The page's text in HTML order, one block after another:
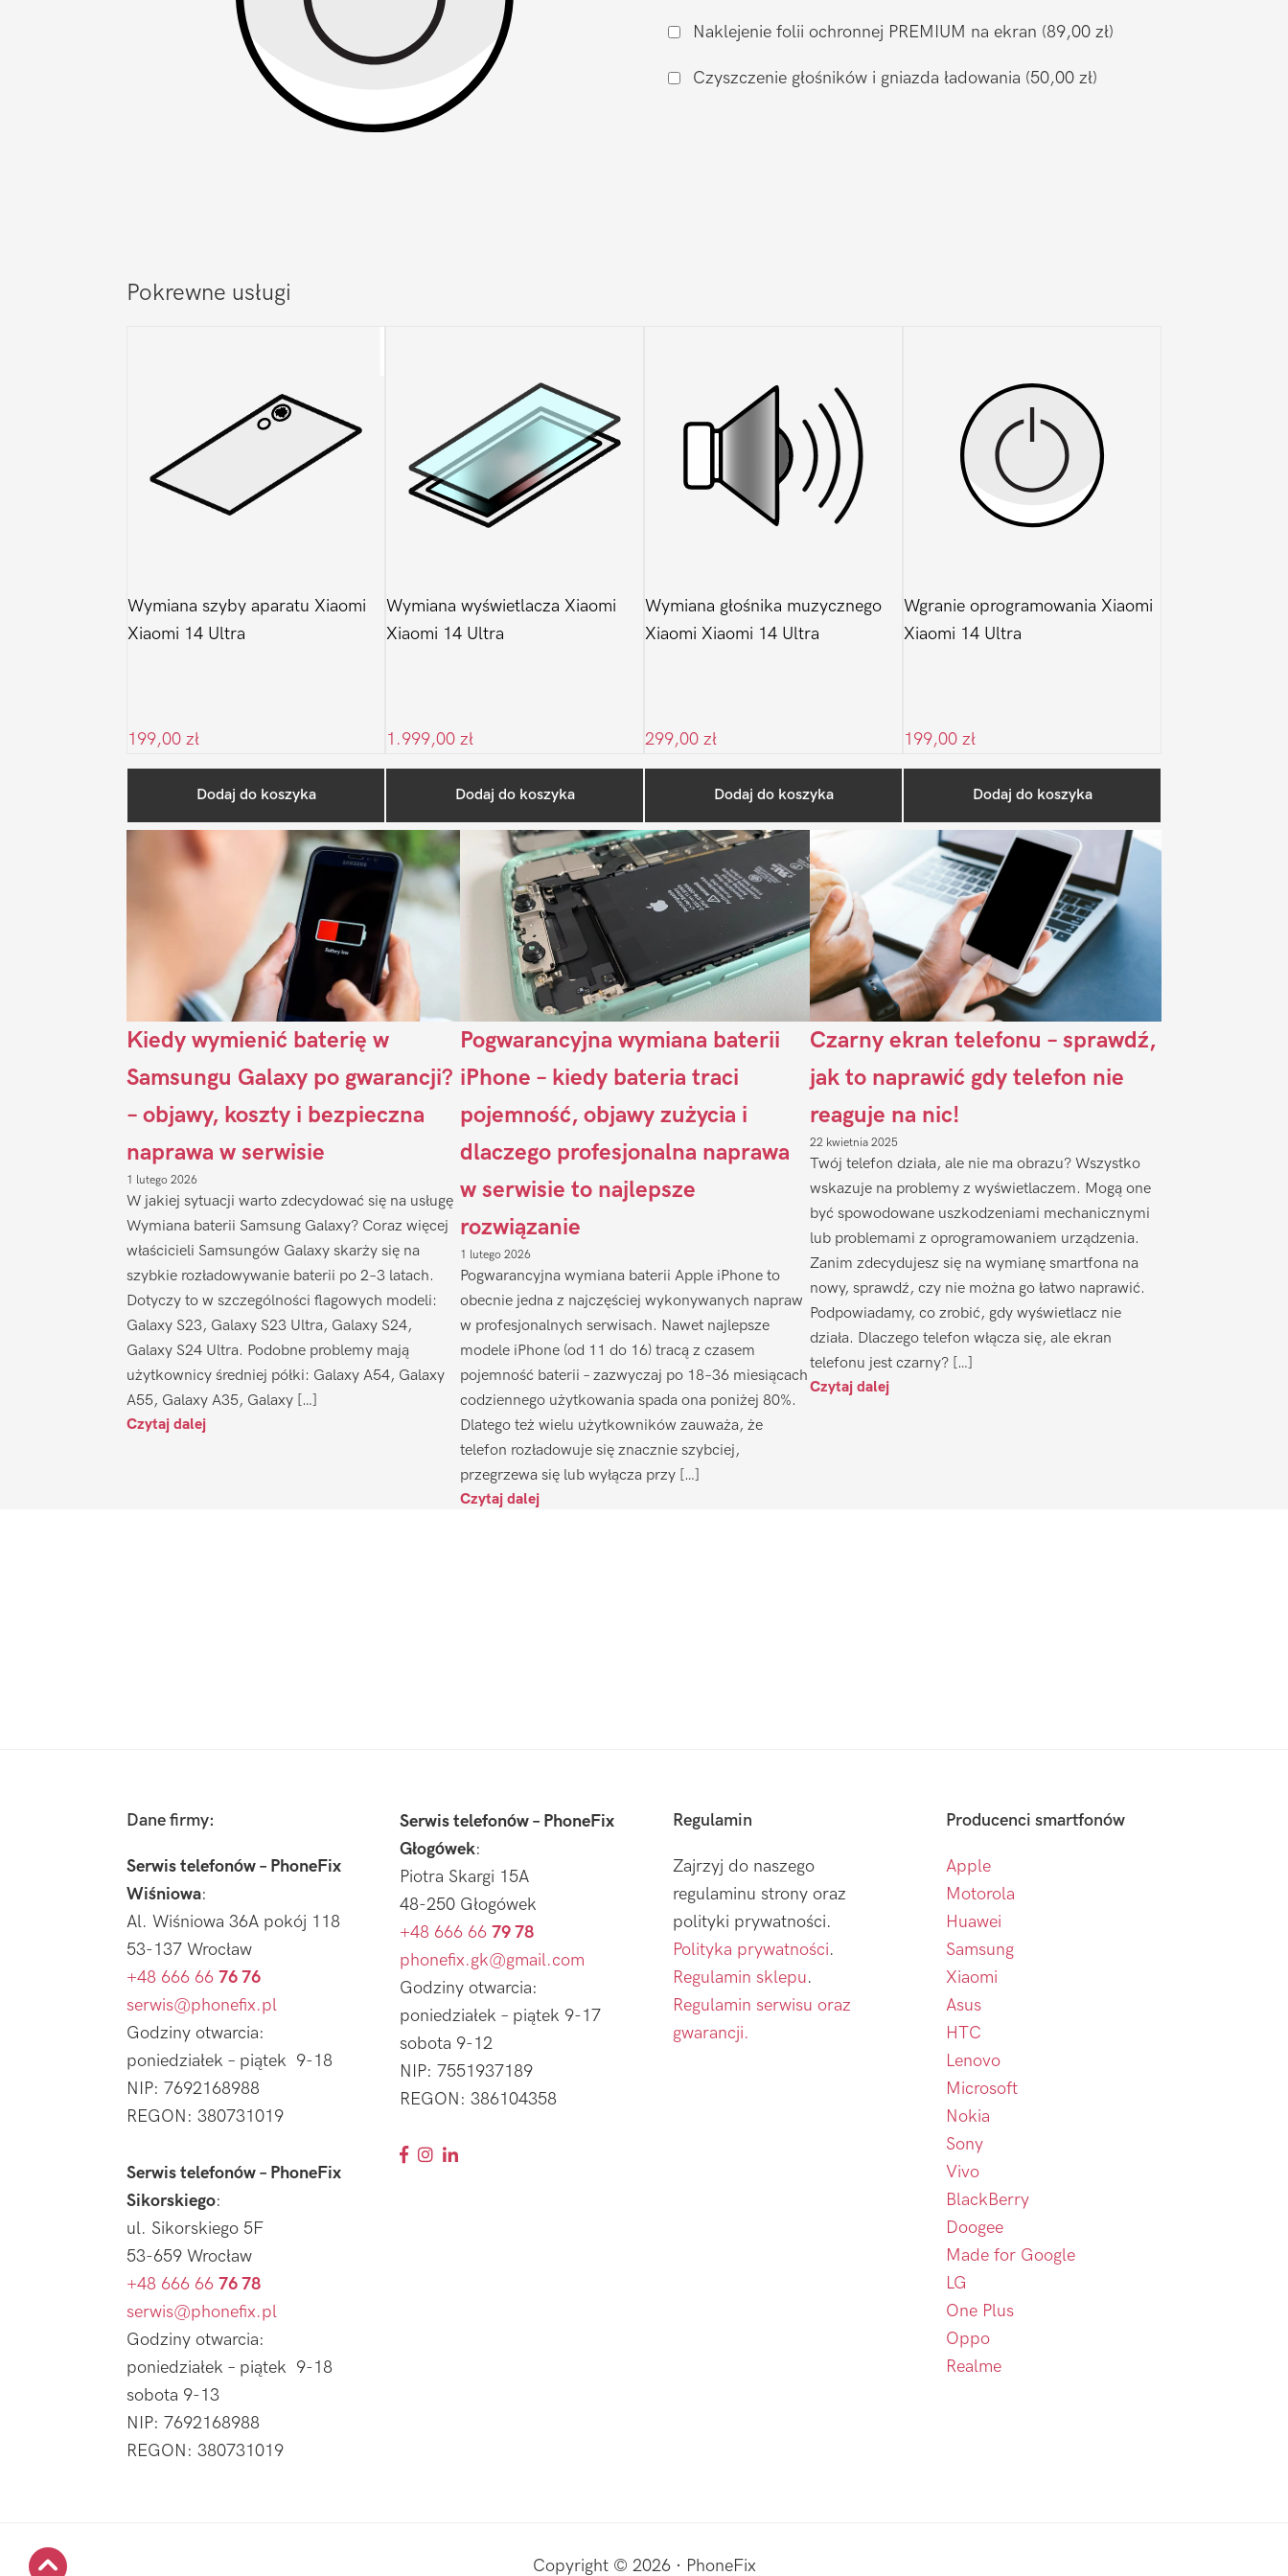
XiaomiNaklejenie folii ochronnej PREMIUM na ekran (89,00 zł)
Czyszczenie głośników i gniazda ładowania (50,00 zł)
Pokrewne usługi
Wymiana szyby aparatu Xiaomi
Xiaomi 14 Ultra
199,00 zł
Dodaj do koszyka
Wymiana wyświetlacza Xiaomi
Xiaomi 14 Ultra
1.999,00 zł
Dodaj do koszyka
Wymiana głośnika muzycznego
Xiaomi Xiaomi 14 Ultra
299,00 zł
Dodaj do koszyka
Wgranie oprogramowania Xiaomi
Xiaomi 14 Ultra
199,00 zł
Dodaj do koszyka
Sidebar
Ostatnio na blogu
Kiedy wymienić baterię w
Samsungu Galaxy po gwarancji?
– objawy, koszty i bezpieczna
naprawa w serwisie
1 lutego 2026
W jakiej sytuacji warto zdecydować się na usługę
Wymiana baterii Samsung Galaxy? Coraz więcej
właścicieli Samsungów Galaxy skarży się na
szybkie rozładowywanie baterii po 2–3 latach.
Dotyczy to w szczególności flagowych modeli:
Galaxy S23, Galaxy S23 Ultra, Galaxy S24,
Galaxy S24 Ultra. Podobne problemy mają
użytkownicy średniej półki: Galaxy A54, Galaxy
A55, Galaxy A35, Galaxy […]
Czytaj dalej
Pogwarancyjna wymiana baterii
iPhone – kiedy bateria traci
pojemność, objawy zużycia i
dlaczego profesjonalna naprawa
w serwisie to najlepsze
rozwiązanie
1 lutego 2026
Pogwarancyjna wymiana baterii Apple iPhone to
obecnie jedna z najczęściej wykonywanych napraw
w profesjonalnych serwisach. Nawet najlepsze
modele iPhone (od 11 do 16) tracą z czasem
pojemność baterii – zazwyczaj po 18–36 miesiącach
codziennego użytkowania spada ona poniżej 80%.
Dlatego też wielu użytkowników zauważa, że
telefon rozładowuje się znacznie szybciej,
przegrzewa się lub wyłącza przy […]
Czytaj dalej
Czarny ekran telefonu – sprawdź,
jak to naprawić gdy telefon nie
reaguje na nic!
22 kwietnia 2025
Twój telefon działa, ale nie ma obrazu? Wszystko
wskazuje na problemy z wyświetlaczem. Mogą one
być spowodowane uszkodzeniami mechanicznymi
lub problemami z oprogramowaniem urządzenia.
Zanim zdecydujesz się na wymianę smartfona na
nowy, sprawdź, czy nie można go łatwo naprawić.
Podpowiadamy, co zrobić, gdy wyświetlacz nie
działa. Dlaczego telefon włącza się, ale ekran
telefonu jest czarny? […]
Czytaj dalej
Dane firmy:
Serwis telefonów – PhoneFix
Wiśniowa:
Al. Wiśniowa 36A pokój 118
53-137 Wrocław
+48 666 66 76 76
serwis@phonefix.pl
Godziny otwarcia:
poniedziałek – piątek 9-18
NIP: 7692168988
REGON: 380731019
Serwis telefonów – PhoneFix
Sikorskiego:
ul. Sikorskiego 5F
53-659 Wrocław
+48 666 66 76 78
serwis@phonefix.pl
Godziny otwarcia:
poniedziałek – piątek 9-18
sobota 9-13
NIP: 7692168988
REGON: 380731019
Serwis telefonów – PhoneFix
Głogówek:
Piotra Skargi 15A
48-250 Głogówek
+48 666 66 79 78
phonefix.gk@gmail.com
Godziny otwarcia:
poniedziałek – piątek 9-17
sobota 9-12
NIP: 7551937189
REGON: 386104358
Regulamin
Zajrzyj do naszego
regulaminu strony oraz
polityki prywatności.
Polityka prywatności.
Regulamin sklepu.
Regulamin serwisu oraz
gwarancji.
Producenci smartfonów
Apple
Motorola
Huawei
Samsung
Xiaomi
Asus
HTC
Lenovo
Microsoft
Nokia
Sony
Vivo
BlackBerry
Doogee
Made for Google
LG
One Plus
Oppo
Realme
Copyright © 2026 · PhoneFix